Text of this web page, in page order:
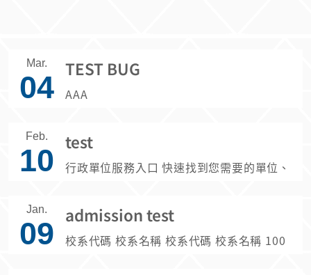
Mar.
04
TEST BUG
AAA
Feb.
10
test
行政單位服務入口 快速找到您需要的單位、
跨校 服務類型 教務 學務 總務 資訊/圖書 國
際/研究 教務處 行政單位 校區：蘭潭 / 民雄
/ 新民 註冊、課務、招生與教學相關服務 📞
Jan.
09
admission test
校系代碼 校系名稱 校系代碼 校系名稱 100